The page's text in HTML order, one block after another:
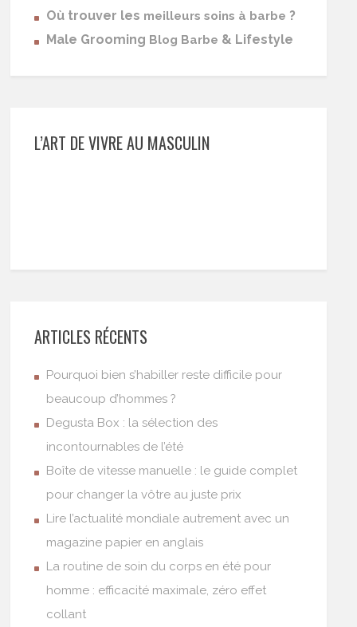
Où trouver les meilleurs soins à barbe ?
Male Grooming Blog Barbe & Lifestyle
L’ART DE VIVRE AU MASCULIN
ARTICLES RÉCENTS
Pourquoi bien s’habiller reste difficile pour
beaucoup d’hommes ?
Degusta Box : la sélection des
incontournables de l’été
Boîte de vitesse manuelle : le guide complet
pour changer la vôtre au juste prix
Lire l’actualité mondiale autrement avec un
magazine papier en anglais
La routine de soin du corps en été pour
homme : efficacité maximale, zéro effet
collant